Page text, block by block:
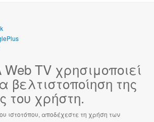
TV χρησιμοποιεί
βελτιστοποίηση της
του χρήστη.
ιστοτόπου, αποδέχεστε τη χρήση των